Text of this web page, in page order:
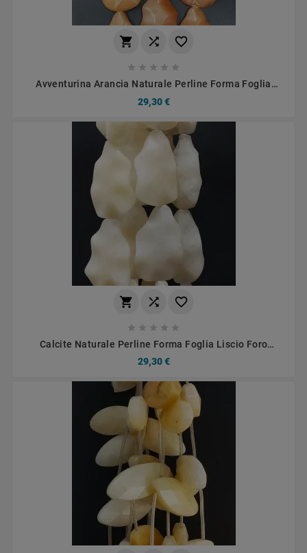
  
    
Avventurina Arancia Naturale Perline Forma Foglia
29,30 €
  
    
Calcite Naturale Perline Forma Foglia Liscio Foro
29,30 €